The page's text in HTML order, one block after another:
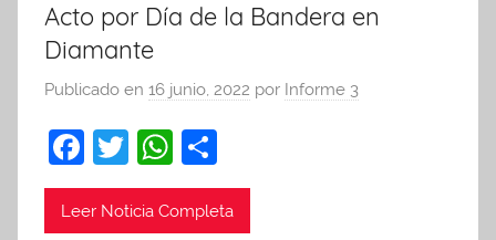
Acto por Día de la Bandera en
Diamante
Publicado en 16 junio, 2022 por Informe 3
F
a
c
T
w
itt
W
h
at
o
m
Leer Noticia Completa